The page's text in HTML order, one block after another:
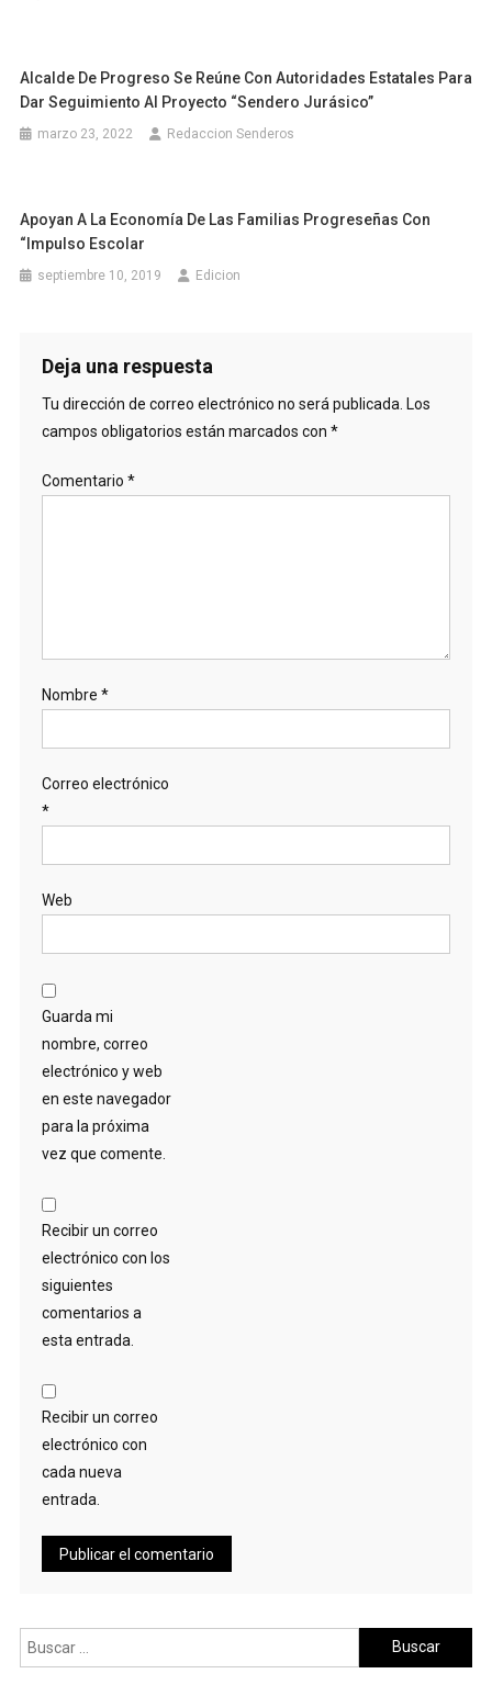
Alcalde De Progreso Se Reúne Con Autoridades Estatales Para
Dar Seguimiento Al Proyecto “Sendero Jurásico”
marzo 23, 2022 Redaccion Senderos
Apoyan A La Economía De Las Familias Progreseñas Con
“Impulso Escolar
septiembre 10, 2019 Edicion
Deja una respuesta
Tu dirección de correo electrónico no será publicada. Los
campos obligatorios están marcados con *
Comentario *
Nombre *
Correo electrónico
*
Web
Guarda mi
nombre, correo
electrónico y web
en este navegador
para la próxima
vez que comente.
Recibir un correo
electrónico con los
siguientes
comentarios a
esta entrada.
Recibir un correo
electrónico con
cada nueva
entrada.
Buscar: